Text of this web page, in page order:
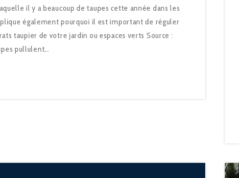
il y a beaucoup de taupes cette année dans les
également pourquoi il est important de réguler
taupier de votre jardin ou espaces verts Source :
pullulent…